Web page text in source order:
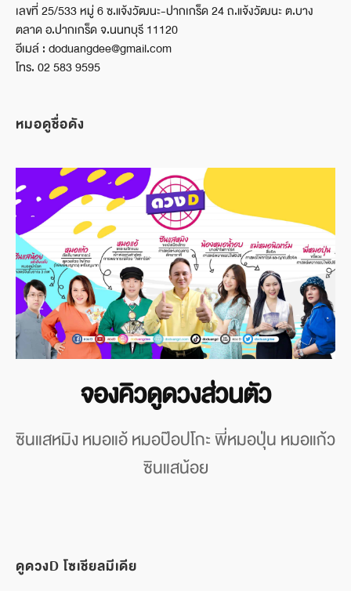
เลขที่ 25/533 หมู่ 6 ซ.แจ้งวัฒนะ-ปากเกร็ด 24 ถ.แจ้งวัฒนะ ต.บาง
ตลาด อ.ปากเกร็ด จ.นนทบุรี 11120
อีเมล์ : doduangdee@gmail.com
โทร. 02 583 9595
หมอดูชื่อดัง
จองคิวดูดวงส่วนตัว
ซินแสหมิง หมอแอ้ หมอป๊อปโกะ พี่หมอปุ่น หมอแก้ว
ซินแสน้อย
ดูดวงD โซเชียลมีเดีย